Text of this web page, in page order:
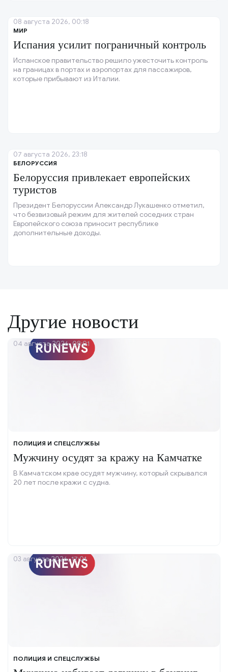
МИР
Испания усилит пограничный контроль
Испанское правительство решило ужесточить контроль
на границах в портах и аэропортах для пассажиров,
которые прибывают из Италии.
08 августа 2026, 00:18
БЕЛОРУССИЯ
Белоруссия привлекает европейских
туристов
Президент Белоруссии Александр Лукашенко отметил,
что безвизовый режим для жителей соседних стран
Европейского союза приносит республике
дополнительные доходы.
07 августа 2026, 23:18
Другие новости
ПОЛИЦИЯ И СПЕЦСЛУЖБЫ
Мужчину осудят за кражу на Камчатке
В Камчатском крае осудят мужчину, который скрывался
20 лет после кражи с судна.
04 августа 2026, 08:01
ПОЛИЦИЯ И СПЕЦСЛУЖБЫ
03 августа 2026, 17:01